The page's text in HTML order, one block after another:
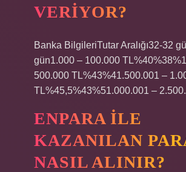
VERIYOR?
Banka BilgileriTutar Aralığı32-32
gün1.000 – 100.000
500.000 TL%43%41.500.001 –
TL%45,5%43%51.000.001 – 2.500.
ENPARA ILE
KAZANILAN
NASIL ALINIR?